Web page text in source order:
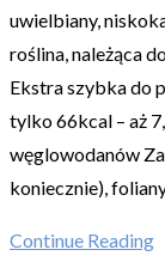
uwielbiany,
roślina, należąca
Ekstra szybka do
tylko 66kcal – aż
węglowodanów
koniecznie),
Continue Reading